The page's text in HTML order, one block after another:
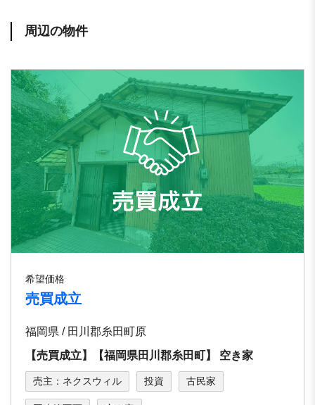
周辺の物件
希望価格
売買成立
福岡県 / 田川郡糸田町原
【売買成立】【福岡県田川郡糸田町】 空き家
売主：ネクスウィル 投資 古民家